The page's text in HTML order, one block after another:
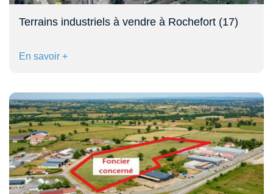
Terrains industriels à vendre à Rochefort (17)
En savoir +